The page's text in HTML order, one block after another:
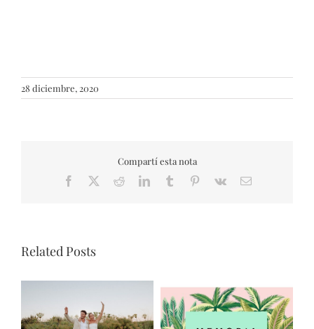
28 diciembre, 2020
Compartí esta nota
Facebook RedditLinkedInTumblr Pinterest
Vk Email
Related Posts